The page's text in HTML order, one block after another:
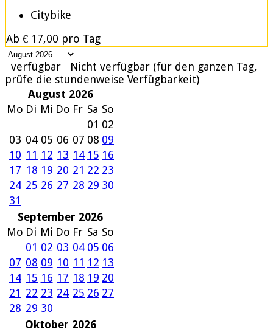
Citybike
Ab € 17,00 pro Tag
verfügbar
Nicht verfügbar (für den ganzen Tag,
prüfe die stundenweise Verfügbarkeit)
August 2026
Mo Di Mi Do Fr Sa So
01 02
03 04 05 06 07 08 09
10 11 12 13 14 15 16
17 18 19 20 21 22 23
24 25 26 27 28 29 30
31
September 2026
Mo Di Mi Do Fr Sa So
01 02 03 04 05 06
07 08 09 10 11 12 13
14 15 16 17 18 19 20
21 22 23 24 25 26 27
28 29 30
Oktober 2026